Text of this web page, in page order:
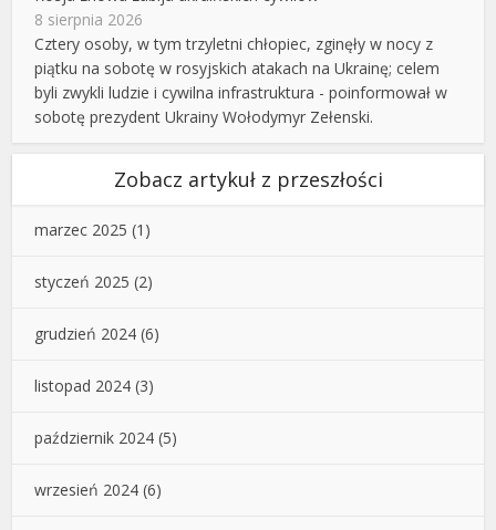
8 sierpnia 2026
Cztery osoby, w tym trzyletni chłopiec, zginęły w nocy z
piątku na sobotę w rosyjskich atakach na Ukrainę; celem
byli zwykli ludzie i cywilna infrastruktura - poinformował w
sobotę prezydent Ukrainy Wołodymyr Zełenski.
Zobacz artykuł z przeszłości
marzec 2025 (1)
styczeń 2025 (2)
grudzień 2024 (6)
listopad 2024 (3)
październik 2024 (5)
wrzesień 2024 (6)